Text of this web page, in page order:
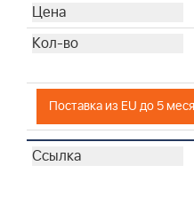
Поставка из EU до 5